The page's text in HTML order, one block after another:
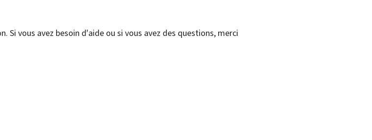
Si vous avez besoin d'aide ou si vous avez des questions, merci